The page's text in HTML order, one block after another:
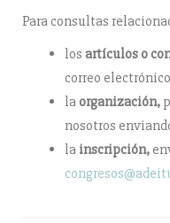
Para consultas
los artículos o
correo
laorganización,
nosotros
la inscripción,